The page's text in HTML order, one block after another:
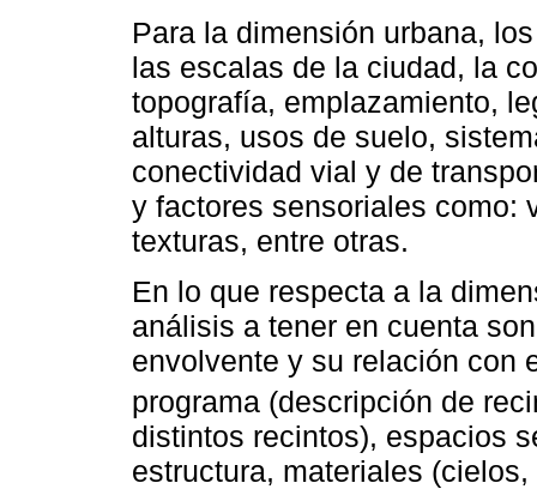
Para la dimensión urbana,
las escalas de la ciudad, la
topografía, emplazamiento,
alturas, usos de suelo,
conectividad vial y de
y factores sensoriales como:
texturas, entre otras.
En lo que respecta a la
análisis a tener en cuenta
envolvente y su relación con
programa (descripción de
distintos recintos), espacios
estructura, materiales